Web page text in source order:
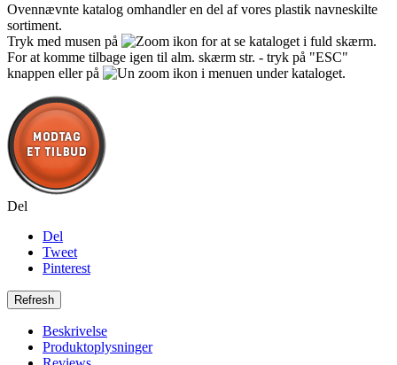
Ovennævnte katalog omhandler en del af vores plastik navneskilte
sortiment.
Tryk med musen på
for at se kataloget i fuld skærm.
For at komme tilbage igen til alm. skærm str. - tryk på "ESC"
knappen eller på
i menuen under kataloget.
Del
Del
Tweet
Pinterest
Beskrivelse
Produktoplysninger